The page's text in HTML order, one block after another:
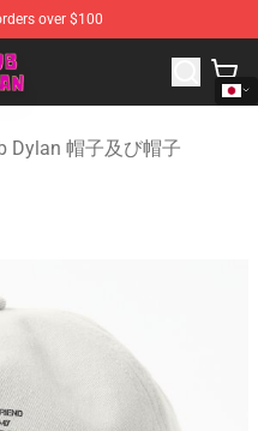
over $100
Dylan Merchandise Shop
Dylan 帽子及び帽子